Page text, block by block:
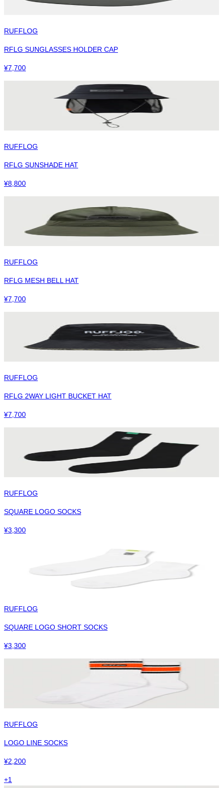
RUFFLOG
RFLG SUNGLASSES HOLDER CAP
¥7,700
RUFFLOG
RFLG SUNSHADE HAT
¥8,800
RUFFLOG
RFLG MESH BELL HAT
¥7,700
RUFFLOG
RFLG 2WAY LIGHT BUCKET HAT
¥7,700
RUFFLOG
SQUARE LOGO SOCKS
¥3,300
RUFFLOG
SQUARE LOGO SHORT SOCKS
¥3,300
RUFFLOG
LOGO LINE SOCKS
¥2,200
+1